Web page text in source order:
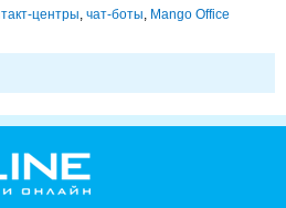
центры, чат-боты, Mango Office